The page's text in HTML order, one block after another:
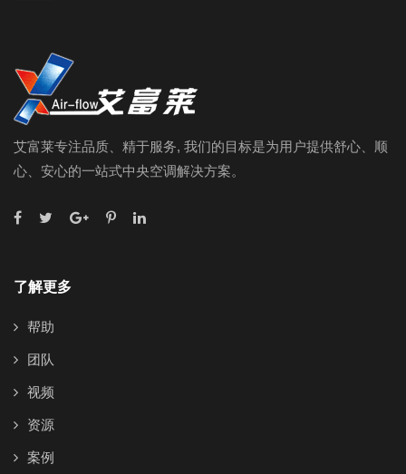
艾富莱专注品质、精于服务, 我们的目标是为用户提供舒心、顺
心、安心的一站式中央空调解决方案。
了解更多
帮助
团队
视频
资源
案例